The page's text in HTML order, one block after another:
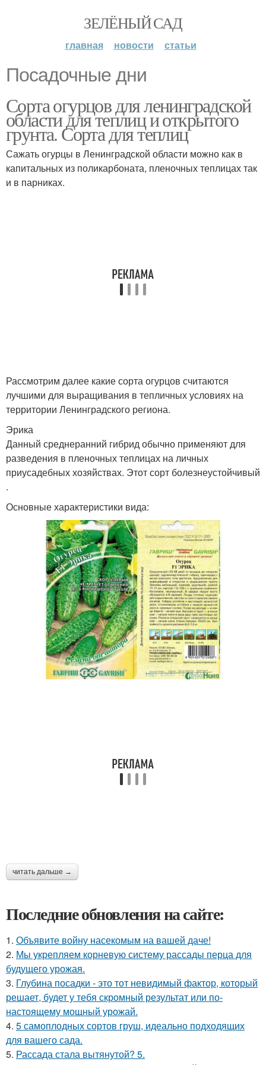
ЗЕЛЁНЫЙ САД
главная новости статьи
Посадочные дни
Сорта огурцов для ленинградской
области для теплиц и открытого
грунта. Сорта для теплиц
Сажать огурцы в Ленинградской области можно как в
капитальных из поликарбоната, пленочных теплицах так
и в парниках.
Рассмотрим далее какие сорта огурцов считаются
лучшими для выращивания в тепличных условиях на
территории Ленинградского региона.
Эрика
Данный среднеранний гибрид обычно применяют для
разведения в пленочных теплицах на личных
приусадебных хозяйствах. Этот сорт болезнеустойчивый
.
Основные характеристики вида:
читать дальше →
Последние обновления на сайте:
1. Объявите войну насекомым на вашей даче!
2. Мы укрепляем корневую систему рассады перца для
будущего урожая.
3. Глубина посадки - это тот невидимый фактор, который
решает, будет у тебя скромный результат или по-
настоящему мощный урожай.
4. 5 самоплодных сортов груш, идеально подходящих
для вашего сада.
5. Рассада стала вытянутой? 5.